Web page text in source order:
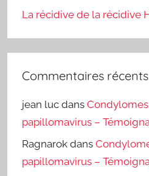
La récidive de la récidive
Commentaires récents
jean luc dansCondylomes
papillomavirus –
Ragnarok dans
papillomavirus –